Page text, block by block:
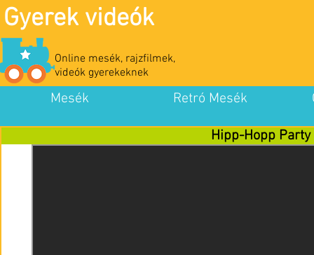
Gyerek videók
Online mesék, rajzfilmek,
videók gyerekeknek
Mesék Retró Mesék
Hipp-Hopp Party